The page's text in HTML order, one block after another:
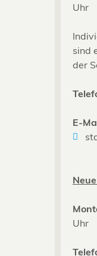
Uhr
sind
der
E-
Uhr